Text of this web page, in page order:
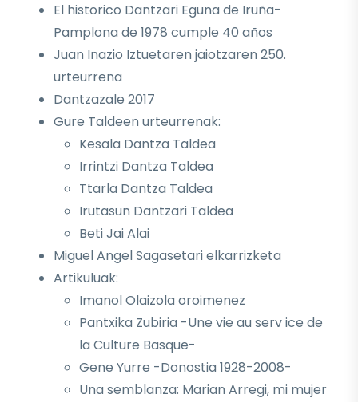
El historico Dantzari Eguna de Iruña-
Pamplona de 1978 cumple 40 años
Juan Inazio Iztuetaren jaiotzaren 250.
urteurrena
Dantzazale 2017
Gure Taldeen urteurrenak:
Kesala Dantza Taldea
Irrintzi Dantza Taldea
Ttarla Dantza Taldea
Irutasun Dantzari Taldea
Beti Jai Alai
Miguel Angel Sagasetari elkarrizketa
Artikuluak:
Imanol Olaizola oroimenez
Pantxika Zubiria -Une vie au serv ice de
la Culture Basque-
Gene Yurre -Donostia 1928-2008-
Una semblanza: Marian Arregi, mi mujer